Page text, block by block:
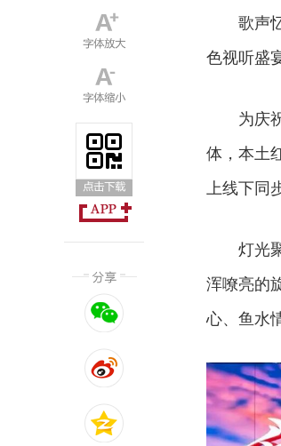
歌声
色视听盛
为庆
体，本土
上线下同
灯光
浑嘹亮的
心、鱼水